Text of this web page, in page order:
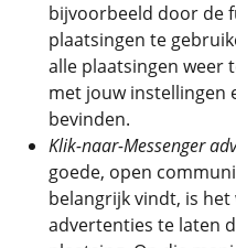
bijvoorbeeld door de
plaatsingen te
alle plaatsingen weer
met jouw instellingen
bevinden.
Klik-naar-Messenger
goede, open
belangrijk vindt, is
advertenties te laten